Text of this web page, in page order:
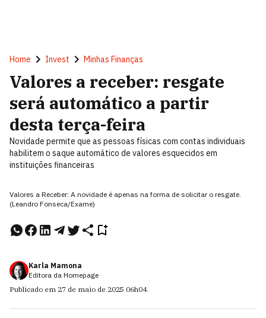
Home Invest Minhas Finanças
Valores a receber: resgate
será automático a partir
desta terça-feira
Novidade permite que as pessoas físicas com contas individuais
habilitem o saque automático de valores esquecidos em
instituições financeiras
Valores a Receber: A novidade é apenas na forma de solicitar o resgate.
(Leandro Fonseca/Exame)
Karla Mamona
Editora da Homepage
Publicado em 27 de maio de 2025 06h04.